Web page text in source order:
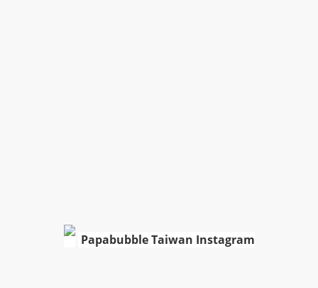
Papabubble Taiwan Instagram